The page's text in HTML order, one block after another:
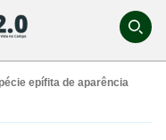
epífita de aparência